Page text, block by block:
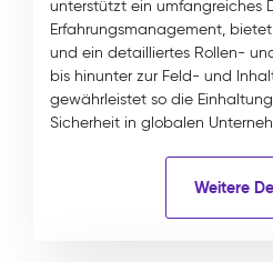
unterstützt ein umfangreiches
Erfahrungsmanagement, bietet
und ein detailliertes Rollen-
bis hinunter zur Feld- und
gewährleistet so die
Sicherheit in globalen
Weitere